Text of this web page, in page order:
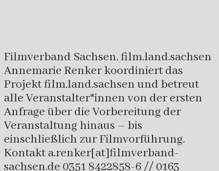
Filmverband Sachsen, film.land.sachsen
Annemarie Renker koordiniert das
Projekt film.land.sachsen und betreut
alle Veranstalter*innen von der ersten
Anfrage über die Vorbereitung der
Veranstaltung hinaus – bis
einschließlich zur Filmvorführung.
Kontakt a.renker[at]filmverband-
sachsen.de 0351 8422858-6 // 0163